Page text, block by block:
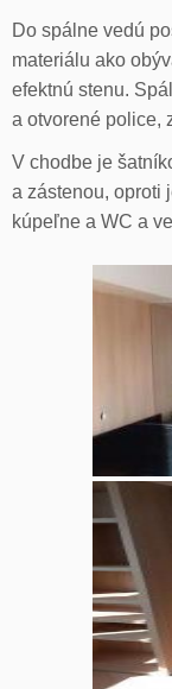
Do spálne vedú
materiálu ako
efektnú stenu.
a otvorené police,
V chodbe je
a zástenou, oproti
kúpeľne a WC a